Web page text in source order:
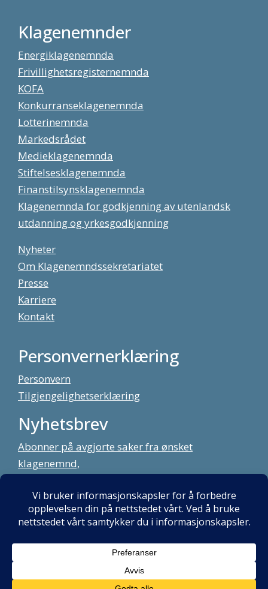
Klagenemnder
Energiklagenemnda
Frivillighetsregisternemnda
KOFA
Konkurranseklagenemnda
Lotterinemnda
Markedsrådet
Medieklagenemnda
Stiftelsesklagenemnda
Finanstilsynsklagenemnda
Klagenemnda for godkjenning av utenlandsk
utdanning og yrkesgodkjenning
Nyheter
Om Klagenemndssekretariatet
Presse
Karriere
Kontakt
Personvernerklæring
Personvern
Tilgjengelighetserklæring
Nyhetsbrev
Abonner på avgjorte saker fra ønsket
klagenemnd,